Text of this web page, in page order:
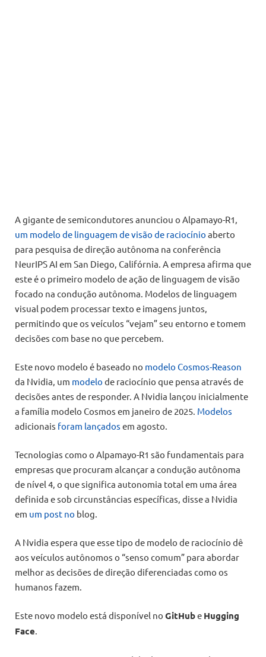
A gigante de semicondutores anunciou o Alpamayo-R1,
um modelo de linguagem de visão de raciocínio aberto
para pesquisa de direção autônoma na conferência
NeurIPS AI em San Diego, Califórnia. A empresa afirma que
este é o primeiro modelo de ação de linguagem de visão
focado na condução autônoma. Modelos de linguagem
visual podem processar texto e imagens juntos,
permitindo que os veículos “vejam” seu entorno e tomem
decisões com base no que percebem.
Este novo modelo é baseado no modelo Cosmos-Reason
da Nvidia, um modelo de raciocínio que pensa através de
decisões antes de responder. A Nvidia lançou inicialmente
a família modelo Cosmos em janeiro de 2025. Modelos
adicionais foram lançados em agosto.
Tecnologias como o Alpamayo-R1 são fundamentais para
empresas que procuram alcançar a condução autônoma
de nível 4, o que significa autonomia total em uma área
definida e sob circunstâncias específicas, disse a Nvidia
em um post no blog.
A Nvidia espera que esse tipo de modelo de raciocínio dê
aos veículos autônomos o “senso comum” para abordar
melhor as decisões de direção diferenciadas como os
humanos fazem.
Este novo modelo está disponível no GitHube Hugging
Face.